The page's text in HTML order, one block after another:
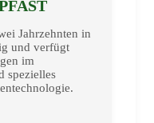
Jahrzehnten in
und verfügt
im
spezielles